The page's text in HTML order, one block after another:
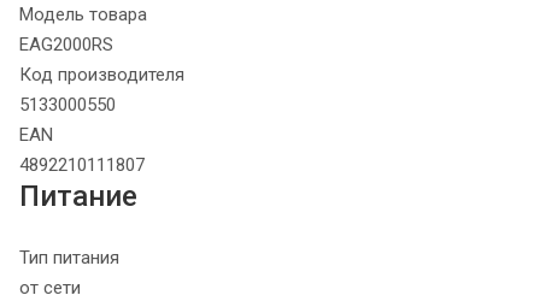
Модель товара
EAG2000RS
Код производителя
5133000550
EAN
4892210111807
Питание
Тип питания
от сети